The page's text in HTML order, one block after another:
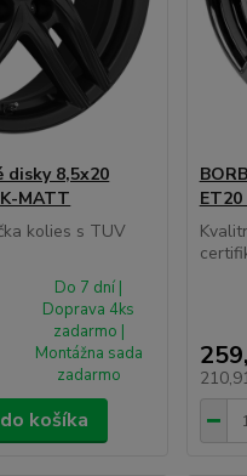
disky 8,5x20
MATT
kolies s TUV
Do 7 dní |
Doprava 4ks
zadarmo |
Montážna sada
zadarmo
košíka